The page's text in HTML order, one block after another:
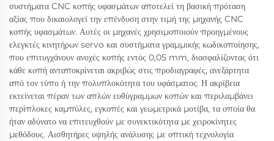
συστήματα CNC κοπής υφασμάτων αποτελεί τη βασική πρόταση
αξίας που δικαιολογεί την επένδυση στην τιμή της μηχανής CNC
κοπής υφασμάτων. Αυτές οι μηχανές χρησιμοποιούν προηγμένους
ελεγκτές κινητήρων servo και συστήματα γραμμικής κωδικοποίησης,
που επιτυγχάνουν ανοχές κοπής εντός 0,05 mm, διασφαλίζοντας ότι
κάθε κοπή ανταποκρίνεται ακριβώς στις προδιαγραφές, ανεξάρτητα
από τον τύπο ή την πολυπλοκότητα του υφάσματος. Η ακρίβεια
εκτείνεται πέραν των απλών ευθύγραμμων κοπών και περιλαμβάνει
περίπλοκες καμπύλες, εγκοπές και γεωμετρικά μοτίβα, τα οποία θα
ήταν αδύνατο να επιτευχθούν με συνεκτικότητα με χειροκίνητες
μεθόδους. Αισθητήρες υψηλής ανάλυσης με οπτική τεχνολογία